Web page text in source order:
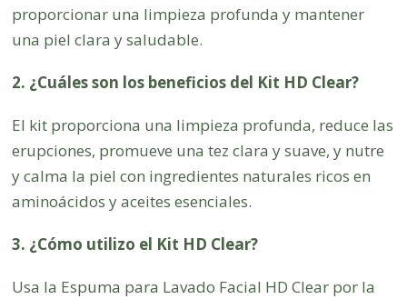
proporcionar una limpieza profunda y mantener
una piel clara y saludable.
2. ¿Cuáles son los beneficios del Kit HD Clear?
El kit proporciona una limpieza profunda, reduce las
erupciones, promueve una tez clara y suave, y nutre
y calma la piel con ingredientes naturales ricos en
aminoácidos y aceites esenciales.
3. ¿Cómo utilizo el Kit HD Clear?
Usa la Espuma para Lavado Facial HD Clear por la